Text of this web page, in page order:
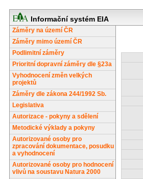
Informační systém EIA
Záměry na území ČR
Záměry mimo území ČR
Podlimitní záměry
Prioritní dopravní záměry dle §23a
Vyhodnocení změn velkých
projektů
Záměry dle zákona 244/1992 Sb.
Legislativa
Autorizace - pokyny a sdělení
Metodické výklady a pokyny
Autorizované osoby pro
zpracování dokumentace, posudku
a vyhodnocení
Autorizované osoby pro hodnocení
vlivů na soustavu Natura 2000